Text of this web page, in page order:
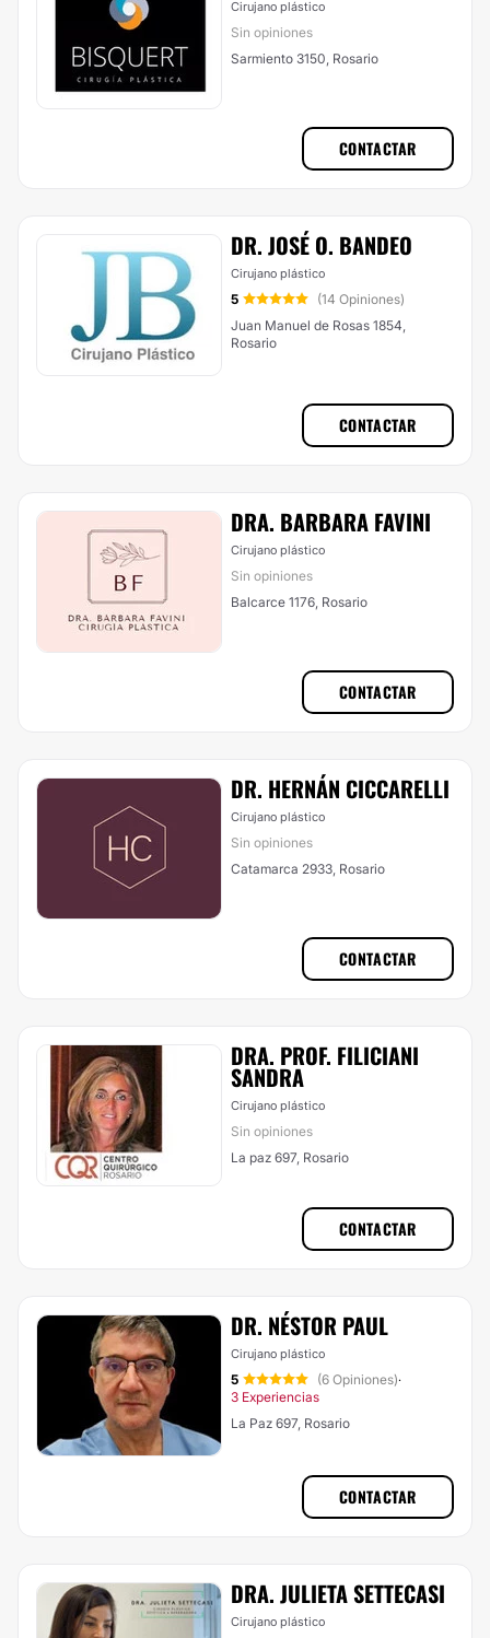
Cirujano plástico
Sin opiniones
Sarmiento 3150, Rosario
CONTACTAR
DR. JOSÉ O. BANDEO
Cirujano plástico
5
(14 Opiniones)
Juan Manuel de Rosas 1854,
Rosario
CONTACTAR
DRA. BARBARA FAVINI
Cirujano plástico
Sin opiniones
Balcarce 1176, Rosario
CONTACTAR
DR. HERNÁN CICCARELLI
Cirujano plástico
Sin opiniones
Catamarca 2933, Rosario
CONTACTAR
DRA. PROF. FILICIANI
SANDRA
Cirujano plástico
Sin opiniones
La paz 697, Rosario
CONTACTAR
DR. NÉSTOR PAUL
Cirujano plástico
5 (6 Opiniones)·
3 Experiencias
La Paz 697, Rosario
CONTACTAR
DRA. JULIETA SETTECASI
Cirujano plástico